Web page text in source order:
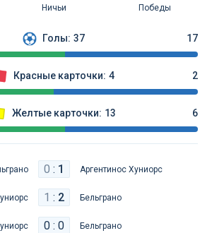
Ничьи Победы
Голы: 37 17
Красные карточки: 4 2
Желтые карточки: 13 6
0 : 1 Аргентинос Хуниорс
1 : 2 Бельграно
0 : 0 Бельграно